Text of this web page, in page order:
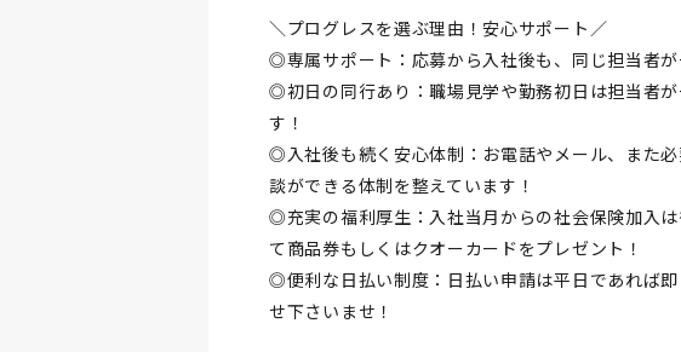
＼プログレスを選ぶ理由！安心サポート／
◎専属サポート：応募から入社後も、同じ担当者が
◎初日の同行あり：職場見学や勤務初日は担当者
す！
◎入社後も続く安心体制：お電話やメール、また
談ができる体制を整えています！
◎充実の福利厚生：入社当月からの社会保険加入
て商品券もしくはクオーカードをプレゼント！
◎便利な日払い制度：日払い申請は平日であれば
せ下さいませ！